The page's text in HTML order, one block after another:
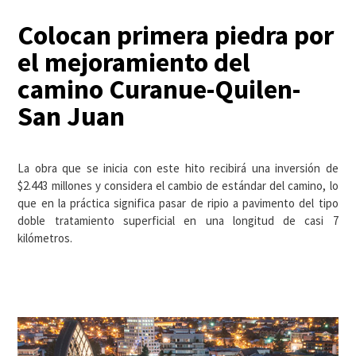
Colocan primera piedra por
el mejoramiento del
camino Curanue-Quilen-
San Juan
La obra que se inicia con este hito recibirá una inversión de
$2.443 millones y considera el cambio de estándar del camino, lo
que en la práctica significa pasar de ripio a pavimento del tipo
doble tratamiento superficial en una longitud de casi 7
kilómetros.